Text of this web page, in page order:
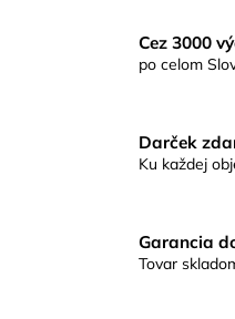
Cez 3000
po celom
Darček
Ku každej
Garancia
Tovar